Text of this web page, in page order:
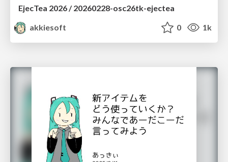
EjecTea 2026 / 20260228-osc26tk-ejectea
akkiesoft
0 1k